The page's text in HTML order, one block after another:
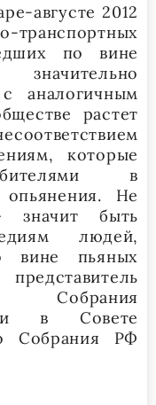
августе 2012
по вине
значительно
аналогичным
растет
которые
в
опьянения. Не
значит быть
людей,
вине пьяных
Собрания
в Совете
Собрания РФ